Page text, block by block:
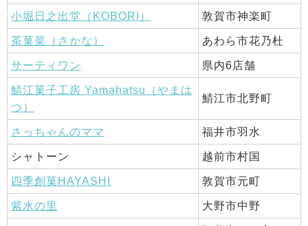
小堀日之出堂（KOBORI） 敦賀市神楽町
茶菓菜（さかな） あわら市花乃杜
サーティワン 県内6店舗
鯖江菓子工房 Yamahatsu（やまは
つ）
鯖江市北野町
さっちゃんのママ 福井市羽水
シャトーン 越前市村国
四季創菓HAYASHI 敦賀市元町
紫水の里 大野市中野